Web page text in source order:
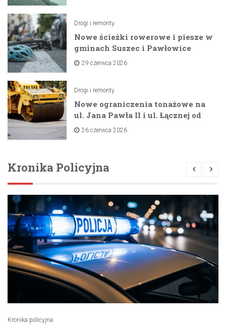
Drogi i remonty
Nowe ścieżki rowerowe i piesze w
gminach Suszec i Pawłowice
dzięki unijnemu wsparciu
29 czerwca 2026
Drogi i remonty
Nowe ograniczenia tonażowe na
ul. Jana Pawła II i ul. Łącznej od
lipca 2026 roku
26 czerwca 2026
Kronika Policyjna
Kronika policyjna